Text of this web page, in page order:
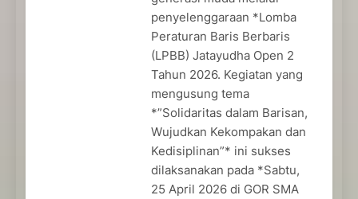
penyelenggaraan *Lomba
Peraturan Baris Berbaris
(LPBB) Jatayudha Open 2
Tahun 2026. Kegiatan yang
mengusung tema
*”Solidaritas dalam Barisan,
Wujudkan Kekompakan dan
Kedisiplinan”* ini sukses
dilaksanakan pada *Sabtu,
25 April 2026 di GOR SMA